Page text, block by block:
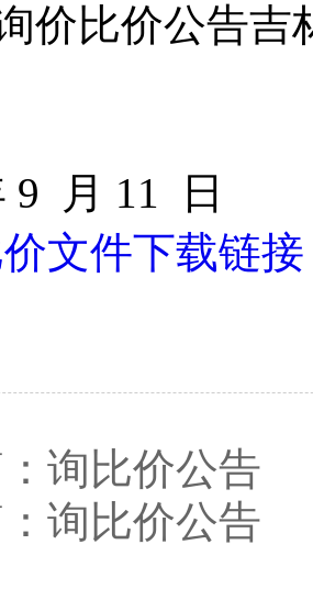
价比价公告吉
9 月 11 日
文件下载链接
询比价公告
询比价公告